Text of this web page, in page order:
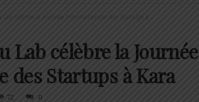
Lab célèbre la Journée Internationale des Startups à...
Lab célèbre la Journée
des Startups à Kara
72 0